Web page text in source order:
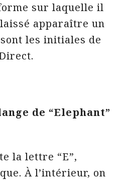
sur laquelle il
apparaître un
sont les initiales de
de “Elephant”
la lettre “E”,
À l’intérieur, on